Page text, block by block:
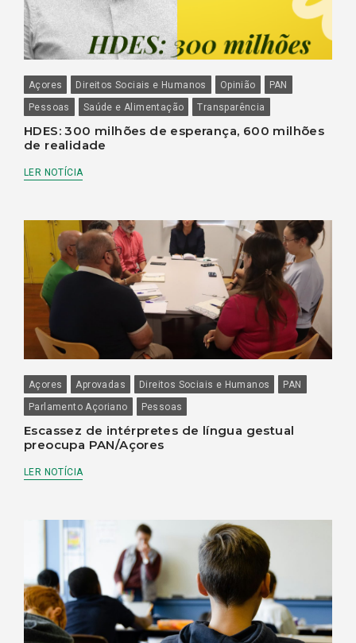
Açores Direitos Sociais e Humanos Opinião
PAN
Pessoas
Saúde e Alimentação Transparência
HDES: 300 milhões de esperança, 600 milhões
de realidade
LER NOTÍCIA
Açores Aprovadas Direitos Sociais e Humanos
PAN
Parlamento Açoriano
Pessoas
Escassez de intérpretes de língua gestual
preocupa PAN/Açores
LER NOTÍCIA